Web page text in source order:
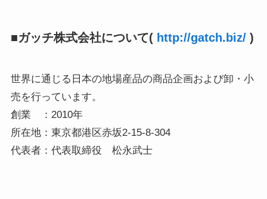
■ガッチ株式会社について( http://gatch.biz/)
世界に通じる日本の地場産品の商品企画および卸・小
売を行っています。
創業 ：2010年
所在地：東京都港区赤坂2-15-8-304
代表者：代表取締役 松永武士